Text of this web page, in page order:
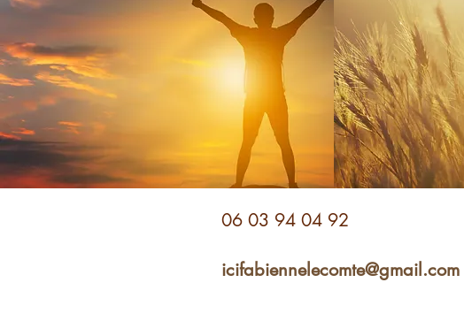
06 03 94 04 92
icifabiennelecomte@gmail.com